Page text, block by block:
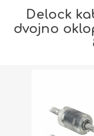
Delock
dvojno